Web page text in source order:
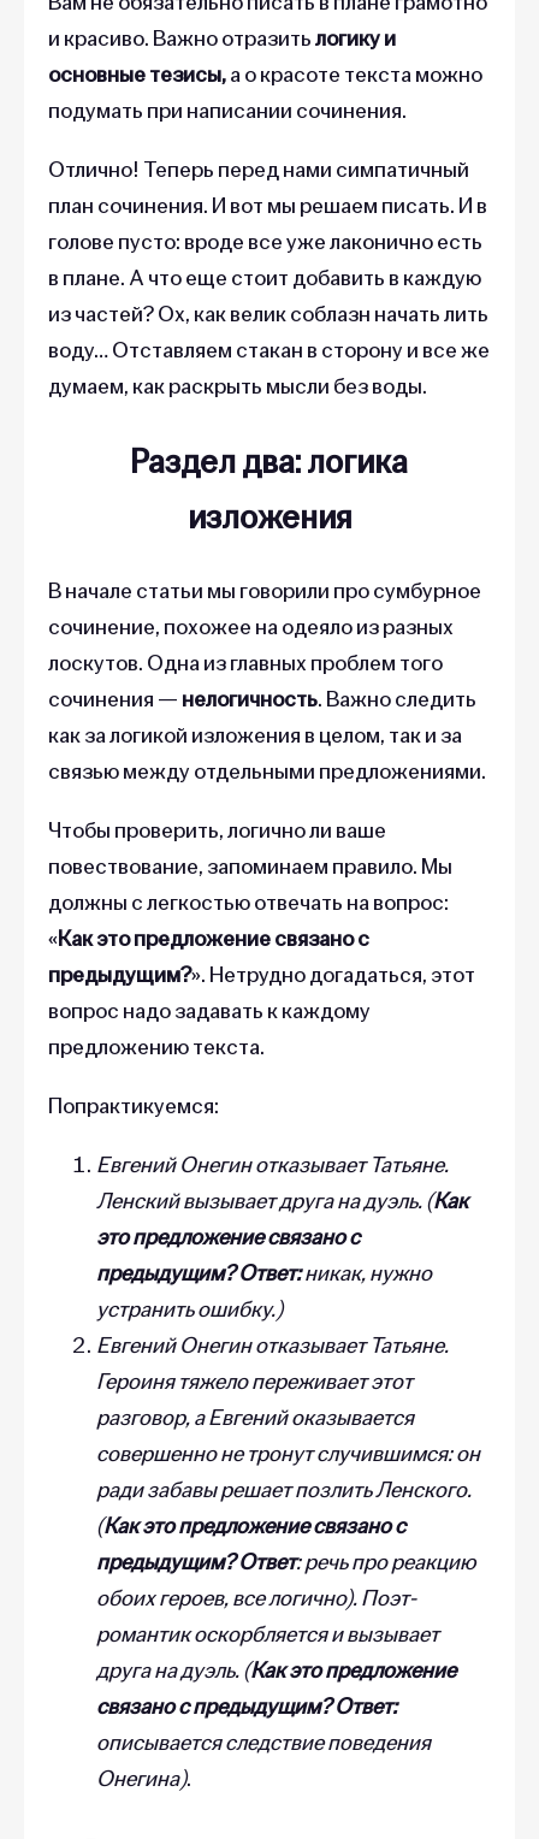
и красиво. Важно отразитьлогику и
основные тезисы,а о красоте текста можно
подумать при написании сочинения.
Отлично! Теперь перед нами симпатичный
план сочинения. И вот мы решаем писать. И в
голове пусто: вроде все уже лаконично есть
в плане. А что еще стоит добавить в каждую
из частей? Ох, как велик соблазн начать лить
воду… Отставляем стакан в сторону и все же
думаем, как раскрыть мысли без воды.
Раздел два: логика
изложения
В начале статьи мы говорили про сумбурное
сочинение, похожее на одеяло из разных
лоскутов. Одна из главных проблем того
сочинения — нелогичность. Важно следить
как за логикой изложения в целом, так и за
связью между отдельными предложениями.
Чтобы проверить, логично ли ваше
повествование, запоминаем правило. Мы
должны с легкостью отвечать на вопрос:
«Как это предложение связано с
предыдущим?». Нетрудно догадаться, этот
вопрос надо задавать к каждому
предложению текста.
Попрактикуемся:
Евгений Онегин отказывает Татьяне.
Ленский вызывает друга на дуэль. (Как
это предложение связано с
предыдущим? Ответ:никак, нужно
устранить ошибку.)
Евгений Онегин отказывает Татьяне.
Героиня тяжело переживает этот
разговор, а Евгений оказывается
совершенно не тронут случившимся: он
ради забавы решает позлить Ленского.
(Как это предложение связано с
предыдущим? Ответ: речь про реакцию
обоих героев, все логично). Поэт-
романтик оскорбляется и вызывает
друга на дуэль. (Как это предложение
связано с предыдущим? Ответ:
описывается следствие поведения
Онегина).